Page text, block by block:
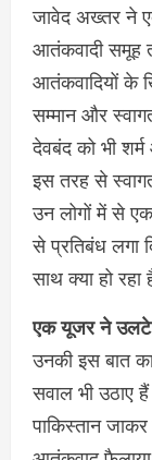
जावेद अख्तर ने
आतंकवादी समूह
आतंकवादियों के
सम्मान और
देवबंद को भी
इस तरह से
उन लोगों में से एक
से प्रतिबंध लगा
साथ क्या हो रहा
एक यूजर ने उलटे
उनकी इस बात
सवाल भी उठाए
पाकिस्तान